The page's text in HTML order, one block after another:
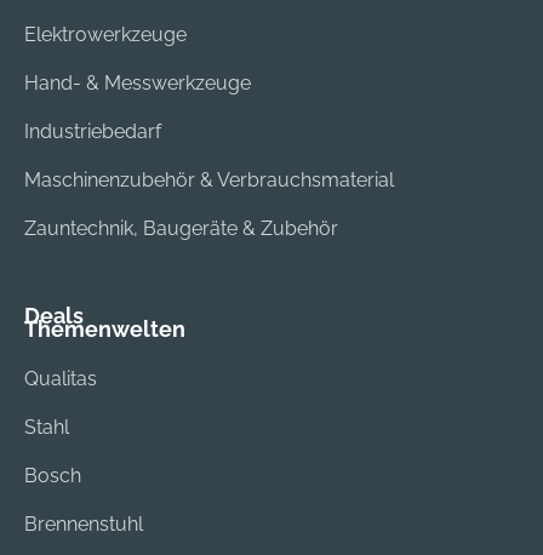
Elektrowerkzeuge
Hand- & Messwerkzeuge
Industriebedarf
Maschinenzubehör & Verbrauchsmaterial
Zauntechnik, Baugeräte & Zubehör
Deals
Themenwelten
Qualitas
Stahl
Bosch
Brennenstuhl